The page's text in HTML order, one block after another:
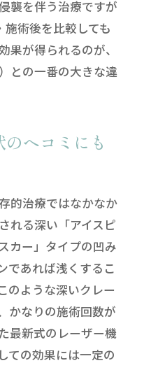
襲を伴う治療ですが
術後を比較しても
果が得られるのが、
との一番の大きな違
ヘコミにも
的治療ではなかなか
れる深い「アイスピ
カー」タイプの凹み
であれば浅くするこ
のような深いクレー
かなりの施術回数が
最新式のレーザー機
ての効果には一定の